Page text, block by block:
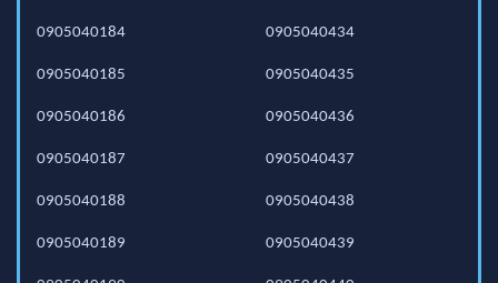
0905040184
0905040185
0905040186
0905040187
0905040188
0905040189
0905040434
0905040435
0905040436
0905040437
0905040438
0905040439